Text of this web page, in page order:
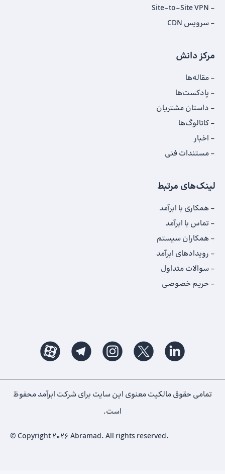
Site-to-Site VPN
سرویس CDN
مرکز دانش
مقاله‌ها
پادکست‌ها
داستان‌ مشتریان
کاتالوگ‌‌ها
اخبار
مستندات فنی
لینک‌های مرتبط
همکاری با ابرآمد
تماس با ابرآمد
همکاران سیستم
رویدادهای ابرآمد
سوالات متداول
حریم خصوصی
تمامی حقوق مالکیت معنوی این ‌سایت برای شرکت ابرآمد محفوظ
است.
© Copyright 2026 Abramad. All rights reserved.